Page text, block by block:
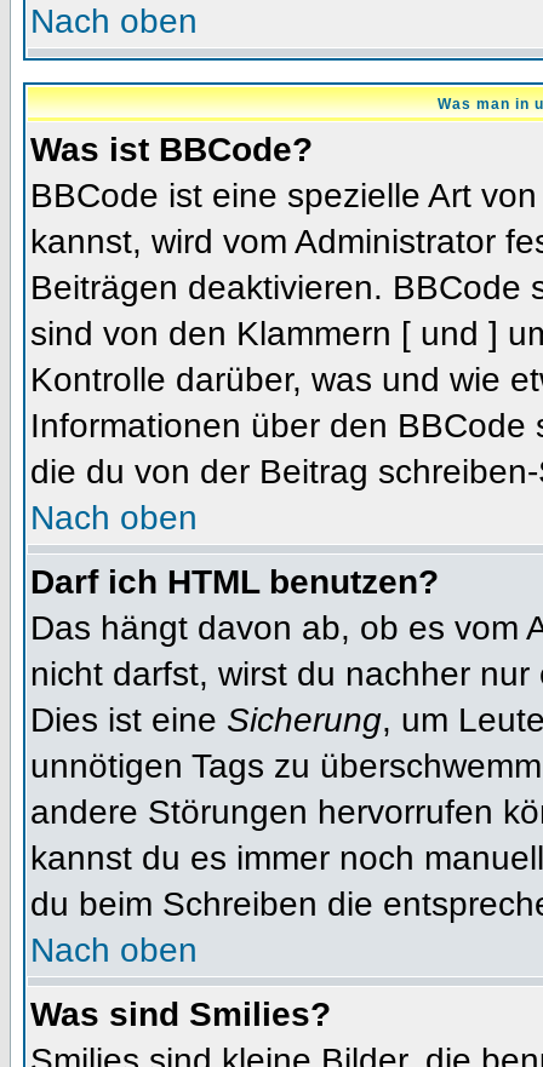
Nach oben
Was man in
Was ist BBCode?
BBCode ist eine spezielle Art
kannst, wird vom Administrator
Beiträgen deaktivieren. BBCode
sind von den Klammern [ und ]
Kontrolle darüber, was und wie
Informationen über den
die du von der Beitrag
Nach oben
Darf ich HTML benutzen?
Das hängt davon ab, ob es vom
nicht darfst, wirst du nachher
Dies ist eine Sicherung, um
unnötigen Tags zu
andere Störungen hervorrufen
kannst du es immer noch
du beim Schreiben die
Nach oben
Was sind Smilies?